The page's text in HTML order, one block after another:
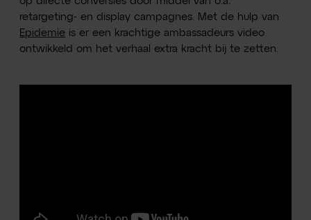
retargeting- en display campagnes. Met de hulp van
Epidemie is er een krachtige ambassadeurs video
ontwikkeld om het verhaal extra kracht bij te zetten.